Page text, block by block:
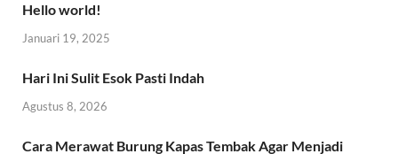
Hello world!
Januari 19, 2025
Hari Ini Sulit Esok Pasti Indah
Agustus 8, 2026
Cara Merawat Burung Kapas Tembak Agar Menjadi